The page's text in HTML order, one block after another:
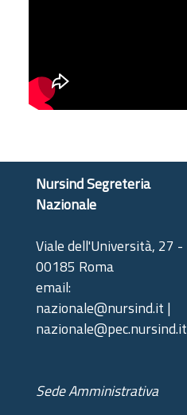
Nursind Segreteria
Nazionale
Viale dell'Università, 27 -
00185 Roma
email:
nazionale@nursind.it |
nazionale@pec.nursind.it
Sede Amministrativa